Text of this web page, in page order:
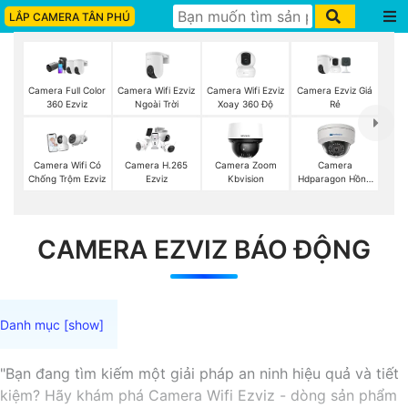
LẮP CAMERA TÂN PHÚ
Camera Full Color
360 Ezviz
Camera Wifi Ezviz
Ngoài Trời
Camera Wifi Ezviz
Xoay 360 Độ
Camera Ezviz Giá
Rẻ
Camera Wifi Có
Chống Trộm Ezviz
Camera H.265
Ezviz
Camera Zoom
Kbvision
Camera
Hdparagon Hồng
CAMERA EZVIZ BÁO ĐỘNG
"Bạn đang tìm kiếm một giải pháp an ninh hiệu quả và tiết
kiệm? Hãy khám phá Camera Wifi Ezviz - dòng sản phẩm